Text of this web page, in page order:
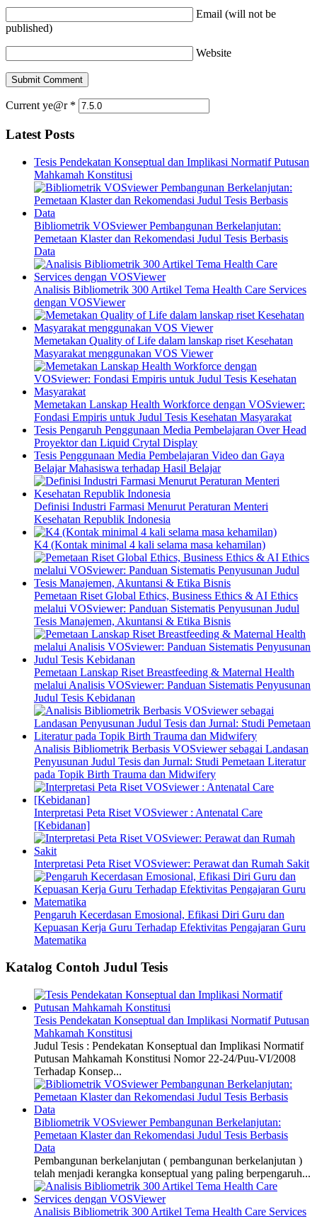
Email (will not be
published)
Website
Current ye@r *
Latest Posts
Tesis Pendekatan Konseptual dan Implikasi Normatif Putusan
Mahkamah Konstitusi
Bibliometrik VOSviewer Pembangunan Berkelanjutan:
Pemetaan Klaster dan Rekomendasi Judul Tesis Berbasis
Data
Analisis Bibliometrik 300 Artikel Tema Health Care Services
dengan VOSViewer
Memetakan Quality of Life dalam lanskap riset Kesehatan
Masyarakat menggunakan VOS Viewer
Memetakan Lanskap Health Workforce dengan VOSviewer:
Fondasi Empiris untuk Judul Tesis Kesehatan Masyarakat
Tesis Pengaruh Penggunaan Media Pembelajaran Over Head
Proyektor dan Liquid Crytal Display
Tesis Penggunaan Media Pembelajaran Video dan Gaya
Belajar Mahasiswa terhadap Hasil Belajar
Definisi Industri Farmasi Menurut Peraturan Menteri
Kesehatan Republik Indonesia
K4 (Kontak minimal 4 kali selama masa kehamilan)
Pemetaan Riset Global Ethics, Business Ethics & AI Ethics
melalui VOSviewer: Panduan Sistematis Penyusunan Judul
Tesis Manajemen, Akuntansi & Etika Bisnis
Pemetaan Lanskap Riset Breastfeeding & Maternal Health
melalui Analisis VOSviewer: Panduan Sistematis Penyusunan
Judul Tesis Kebidanan
Analisis Bibliometrik Berbasis VOSviewer sebagai Landasan
Penyusunan Judul Tesis dan Jurnal: Studi Pemetaan Literatur
pada Topik Birth Trauma dan Midwifery
Interpretasi Peta Riset VOSviewer : Antenatal Care
[Kebidanan]
Interpretasi Peta Riset VOSviewer: Perawat dan Rumah Sakit
Pengaruh Kecerdasan Emosional, Efikasi Diri Guru dan
Kepuasan Kerja Guru Terhadap Efektivitas Pengajaran Guru
Matematika
Katalog Contoh Judul Tesis
Tesis Pendekatan Konseptual dan Implikasi Normatif Putusan
Mahkamah Konstitusi
Judul Tesis : Pendekatan Konseptual dan Implikasi Normatif
Putusan Mahkamah Konstitusi Nomor 22-24/Puu-VI/2008
Terhadap Konsep...
Bibliometrik VOSviewer Pembangunan Berkelanjutan:
Pemetaan Klaster dan Rekomendasi Judul Tesis Berbasis
Data
Pembangunan berkelanjutan ( pembangunan berkelanjutan )
telah menjadi kerangka konseptual yang paling berpengaruh...
Analisis Bibliometrik 300 Artikel Tema Health Care Services